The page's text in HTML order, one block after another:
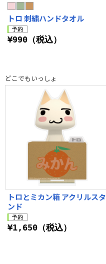
トロ 刺繍ハンドタオル
¥990（税込）
どこでもいっしょ
トロとミカン箱 アクリルスタ
ンド
¥1,650（税込）